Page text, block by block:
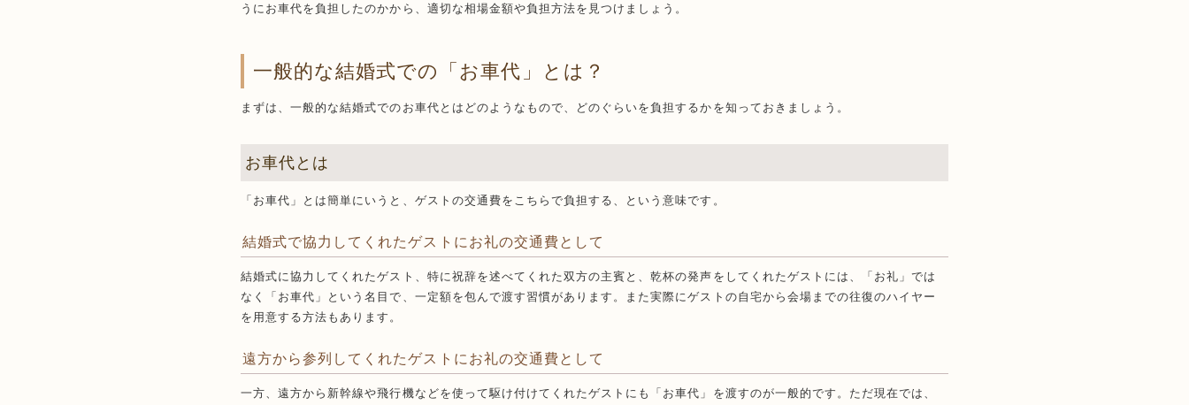
うにお車代を負担したのかから、適切な相場金額や負担方法を見つけましょう。
一般的な結婚式での「お車代」とは？
まずは、一般的な結婚式でのお車代とはどのようなもので、どのぐらいを負担するかを知っておきましょう。
お車代とは
「お車代」とは簡単にいうと、ゲストの交通費をこちらで負担する、という意味です。
結婚式で協力してくれたゲストにお礼の交通費として
結婚式に協力してくれたゲスト、特に祝辞を述べてくれた双方の主賓と、乾杯の発声をしてくれたゲストには、「お礼」では
なく「お車代」という名目で、一定額を包んで渡す習慣があります。また実際にゲストの自宅から会場までの往復のハイヤー
を用意する方法もあります。
遠方から参列してくれたゲストにお礼の交通費として
一方、遠方から新幹線や飛行機などを使って駆け付けてくれたゲストにも「お車代」を渡すのが一般的です。ただ現在では、